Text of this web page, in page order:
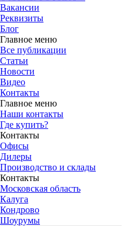
Вакансии
Реквизиты
Блог
Главное меню
Все публикации
Статьи
Новости
Видео
Контакты
Главное меню
Наши контакты
Где купить?
Контакты
Офисы
Дилеры
Производство и склады
Контакты
Московская область
Калуга
Кондрово
Шоурумы